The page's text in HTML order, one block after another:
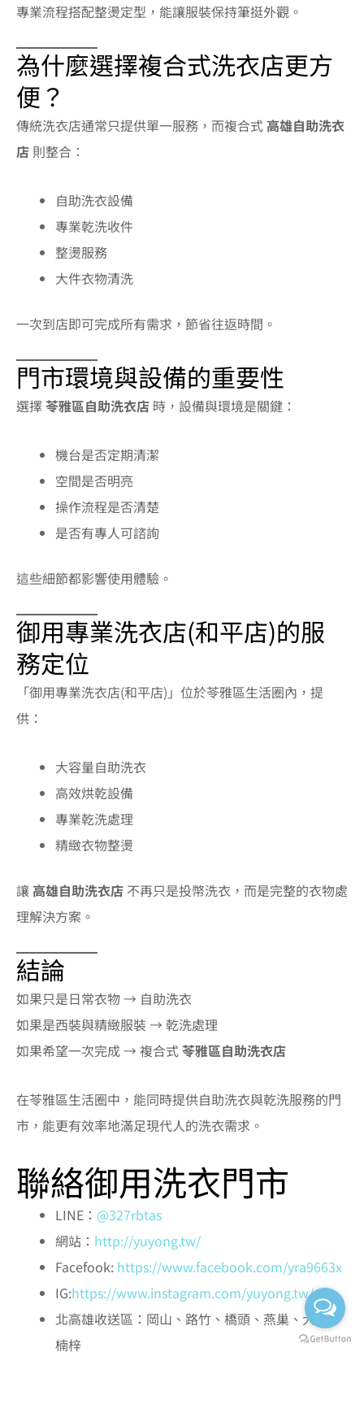
專業流程搭配整燙定型，能讓服裝保持筆挺外觀。
為什麼選擇複合式洗衣店更方
便？
傳統洗衣店通常只提供單一服務，而複合式 高雄自助洗衣
店 則整合：
自助洗衣設備
專業乾洗收件
整燙服務
大件衣物清洗
一次到店即可完成所有需求，節省往返時間。
門市環境與設備的重要性
選擇苓雅區自助洗衣店 時，設備與環境是關鍵：
機台是否定期清潔
空間是否明亮
操作流程是否清楚
是否有專人可諮詢
這些細節都影響使用體驗。
御用專業洗衣店(和平店)的服
務定位
「御用專業洗衣店(和平店)」位於苓雅區生活圈內，提
供：
大容量自助洗衣
高效烘乾設備
專業乾洗處理
精緻衣物整燙
讓 高雄自助洗衣店 不再只是投幣洗衣，而是完整的衣物處
理解決方案。
結論
如果只是日常衣物 → 自助洗衣
如果是西裝與精緻服裝 → 乾洗處理
如果希望一次完成 → 複合式苓雅區自助洗衣店
在苓雅區生活圈中，能同時提供自助洗衣與乾洗服務的門
市，能更有效率地滿足現代人的洗衣需求。
聯絡御用洗衣門市
LINE： @327rbtas
網站： http://yuyong.tw/
Facefook: https://www.facebook.com/yra9663x
IG:https://www.instagram.com/yuyong.tw/
北高雄收送區：岡山、路竹、橋頭、燕巢、大社、
楠梓